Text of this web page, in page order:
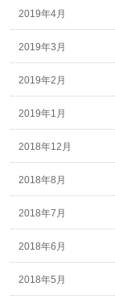
2019年4月
2019年3月
2019年2月
2019年1月
2018年12月
2018年8月
2018年7月
2018年6月
2018年5月